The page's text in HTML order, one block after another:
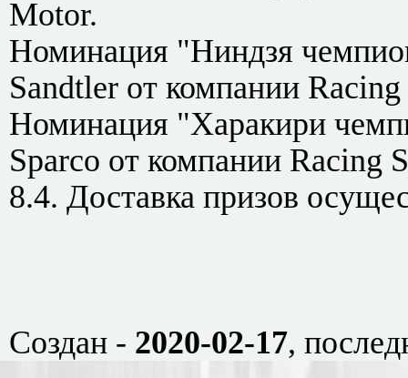
Motor.
Номинация "Ниндзя
Sandtler от компании Racing
Номинация "Харакири
Sparco от компании Racing
8.4. Доставка призов
Создан - 2020-02-17,